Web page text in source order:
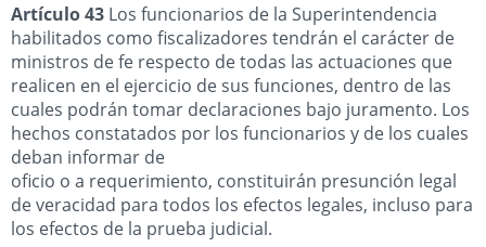
Artículo 43 Los funcionarios de la Superintendencia
habilitados como fiscalizadores tendrán el carácter de
ministros de fe respecto de todas las actuaciones que
realicen en el ejercicio de sus funciones, dentro de las
cuales podrán tomar declaraciones bajo juramento. Los
hechos constatados por los funcionarios y de los cuales
deban informar de
oficio o a requerimiento, constituirán presunción legal
de veracidad para todos los efectos legales, incluso para
los efectos de la prueba judicial.